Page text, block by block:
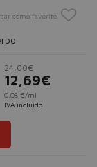
como favorito
24,00€
12,69€
0,08 €/ml
IVA incluido